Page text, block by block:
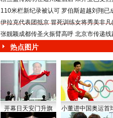
110米栏新纪录被认可 罗伯斯超越刘翔已
伊拉克代表团抵京 冒死训练女将秀美非凡
张靓颖成都传圣火振臂高呼 北京市传递线
热点图片
开幕日天安门升旗 小董进中国奥运首